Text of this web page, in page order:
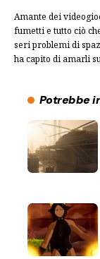
Amante dei
fumetti e tutto ciò
seri problemi di
ha capito di amarli
Potrebbe